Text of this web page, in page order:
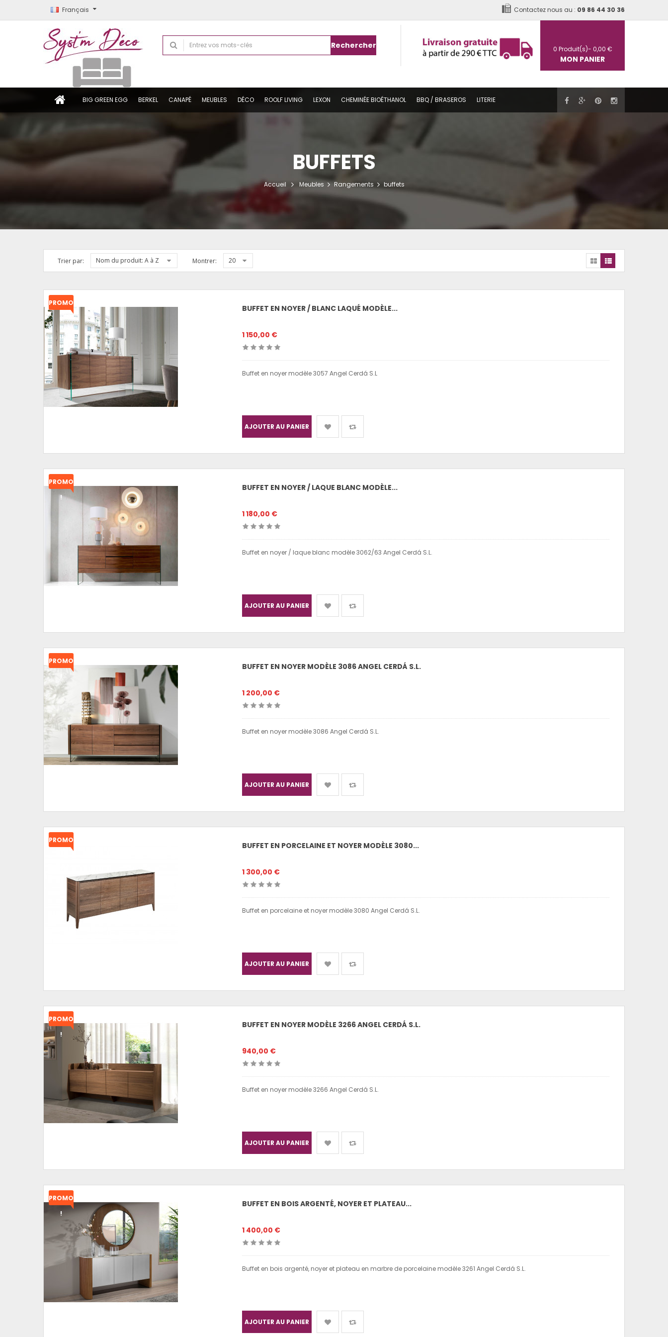
Français Contactez nous au : 09 86 44 30 36
Rechercher 0 Produit(s)- 0,00 €
MON PANIER
BIG GREEN EGG BERKEL CANAPÉ MEUBLES DÉCO ROOLF LIVING LEXON CHEMINÉE BIOÉTHANOL BBQ / BRASEROS LITERIE
BUFFETS
Accueil Meubles Rangements buffets
Trier par: Nom du produit: A à Z Montrer: 20
PROMO
!
BUFFET EN NOYER / BLANC LAQUÉ MODÈLE...
1 150,00 €
Buffet en noyer modèle 3057 Angel Cerdá S.L
AJOUTER AU PANIER
PROMO
!
BUFFET EN NOYER / LAQUE BLANC MODÈLE...
1 180,00 €
Buffet en noyer / laque blanc modèle 3062/63 Angel Cerdá S.L.
AJOUTER AU PANIER
PROMO
BUFFET EN NOYER MODÈLE 3086 ANGEL CERDÁ S.L.
1 200,00 €
Buffet en noyer modèle 3086 Angel Cerdá S.L.
AJOUTER AU PANIER
PROMO
BUFFET EN PORCELAINE ET NOYER MODÈLE 3080...
1 300,00 €
Buffet en porcelaine et noyer modèle 3080 Angel Cerdá S.L.
AJOUTER AU PANIER
PROMO
!
BUFFET EN NOYER MODÈLE 3266 ANGEL CERDÁ S.L.
940,00 €
Buffet en noyer modèle 3266 Angel Cerdá S.L.
AJOUTER AU PANIER
PROMO
!
BUFFET EN BOIS ARGENTÉ, NOYER ET PLATEAU...
1 400,00 €
Buffet en bois argenté, noyer et plateau en marbre de porcelaine modèle 3261 Angel Cerdá S.L.
AJOUTER AU PANIER